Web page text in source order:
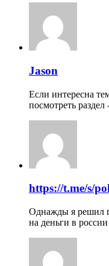
Jason
Если интересна
посмотреть
https://t.me/s/
Однажды я решил
на деньги в